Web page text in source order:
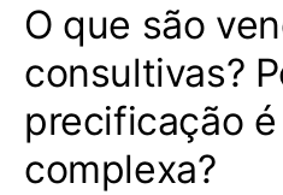
O que são
consultivas?
precificação
complexa?